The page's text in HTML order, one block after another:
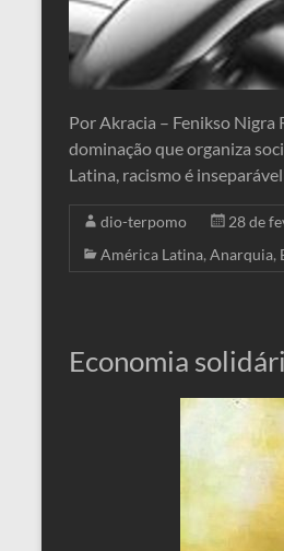
Por Akracia – Fenikso
dominação que organiza
Latina, racismo é
dio-terpomo
28 de
América Latina, Anarquia,
Economia